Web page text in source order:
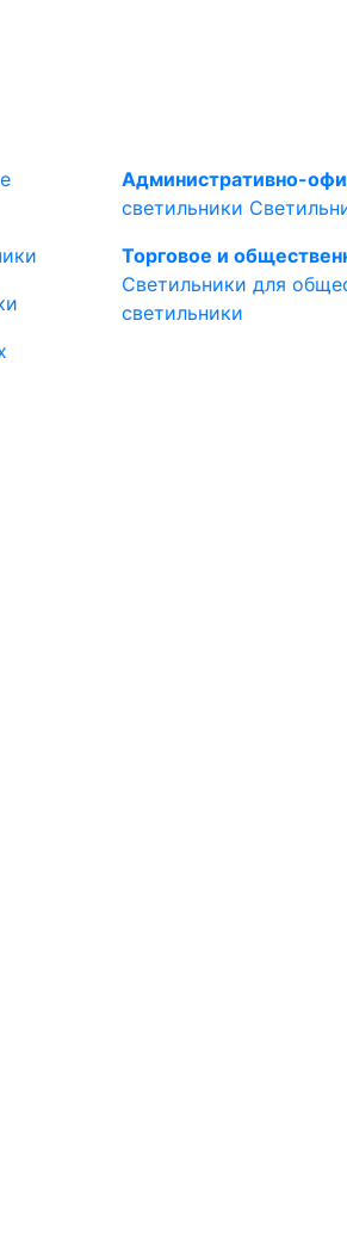
Административно-
светильники
Торговое и
Светильники для
светильники